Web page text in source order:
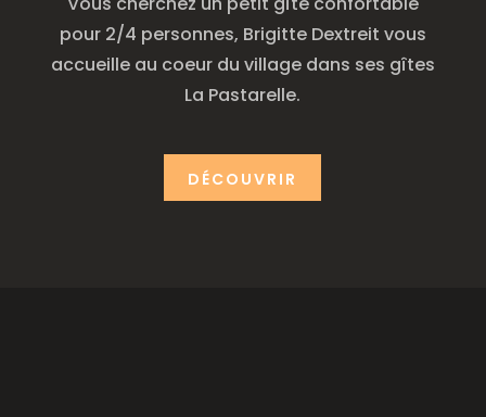
pour 2/4 personnes, Brigitte Dextreit vous
accueille au coeur du village dans ses gîtes
La Pastarelle.
DÉCOUVRIR